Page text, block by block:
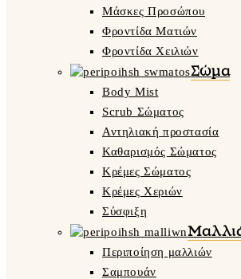
Μάσκες Προσώπου
Φροντίδα Ματιών
Φροντίδα Χειλιών
Σώμα
Body Mist
Scrub Σώματος
Αντηλιακή προστασία
Καθαρισμός Σώματος
Κρέμες Σώματος
Κρέμες Χεριών
Σύσφιξη
Περιποίηση μαλλιών
Σαμπουάν